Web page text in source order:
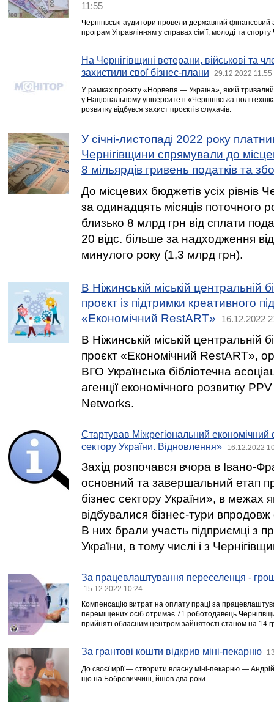
11:55
Чернігівські аудитори провели державний
програм Управлінням у справах сім’ї, молоді та спорту
На Чернігівщині ветерани, військові та
захистили свої бізнес-плани
29.12.2022 11:55
У рамках проєкту «Норвегія — Україна», який
у Національному університеті «Чернігівська
розвитку відбувся захист проєктів слухачів.
У січні-листопаді 2022 року
Чернігівщини спрямували до
8 мільярдів гривень податків та
До місцевих бюджетів усіх рівнів
за одинадцять місяців поточного
близько 8 млрд грн від сплати
20 відс. більше за надходження
минулого року (1,3 млрд грн).
В Ніжинській міській центральній
проєкт із підтримки креативного
«Економічний RestART»
16.12.2022
В Ніжинській міській центральній
проєкт «Економічний RestART»,
ВГО Українська бібліотечна
агенції економічного розвитку
Networks.
Стартував Міжрегіональний економічний
сектору України. Відновлення»
16.12.2022
Захід розпочався вчора в Івано-
основний та завершальний етап
бізнес сектору України», в межах
відбувалися бізнес-тури впродовж
В них брали участь підприємці з
України, в тому числі і з
За працевлаштування переселенця -
15.12.2022 10:24
Компенсацію витрат на оплату праці за
переміщених осіб отримає 71 роботодавець
прийняті обласним центром зайнятості станом на 14
За грантові кошти відкрив міні-пекарню
До своєї мрії — створити власну міні-пекарню —
що на Бобровиччині, йшов два роки.